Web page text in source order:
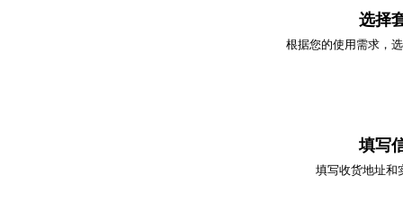
选择
根据您的使用需求，
填写
填写收货地址和